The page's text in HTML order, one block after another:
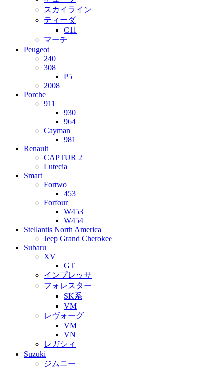
スカイライン
ティーダ
C11
マーチ
Peugeot
240
308
P5
2008
Porche
911
930
964
Cayman
981
Renault
CAPTUR 2
Lutecia
Smart
Fortwo
453
Forfour
W453
W454
Stellantis North America
Jeep Grand Cherokee
Subaru
XV
GT
インプレッサ
フォレスター
SK系
VM
レヴォーグ
VM
VN
レガシィ
Suzuki
ジムニー